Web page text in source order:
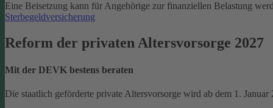
Eine Beisetzung kann für Angehörige zur finanziellen Belastung
Sterbegeldversicherung
Reform der privaten Altersvorsorge 2027
Mit der DEVK bestens beraten
Die staatlich geförderte private Altersvorsorge wird ab dem 1.